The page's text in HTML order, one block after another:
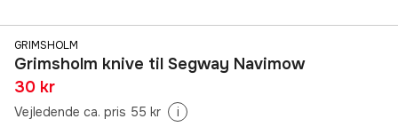
GRIMSHOLM
Grimsholm knive til Segway Navimow
30 kr
Vejledende ca. pris 55 kr i